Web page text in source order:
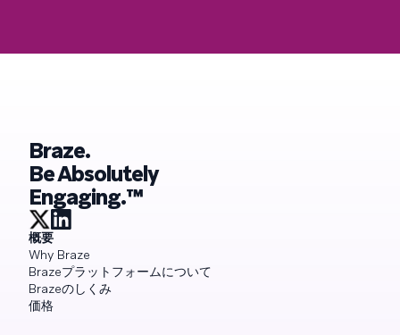
Braze.
Be Absolutely
Engaging.™
概要
Why Braze
Brazeプラットフォームについて
Brazeのしくみ
価格